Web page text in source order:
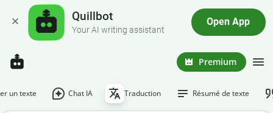
Quillbot
Your AI writing assistant
Open App
Premium
un texte Chat IA Traduction Résumé de texte